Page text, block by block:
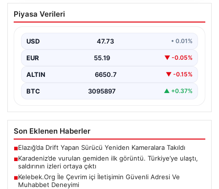
Karadeniz’de vurulan gemiden ilk
görüntü. Türkiye’ye ulaştı, saldırının
{“title”: “Karadeniz’de vurulan geminin ilk görüntüleri
Piyasa Verileri
USD 47.73 • 0.01%
EUR 55.19 ▼ -0.05%
ALTIN 6650.7 ▼ -0.15%
BTC 3095897 ▲ +0.37%
Son Eklenen Haberler
■Elazığ’da Drift Yapan Sürücü Yeniden Kameralara Takıldı
■Karadeniz’de vurulan gemiden ilk görüntü. Türkiye’ye ulaştı,
saldırının izleri ortaya çıktı
■Kelebek.Org İle Çevrim içi İletişimin Güvenli Adresi Ve
Muhabbet Deneyimi